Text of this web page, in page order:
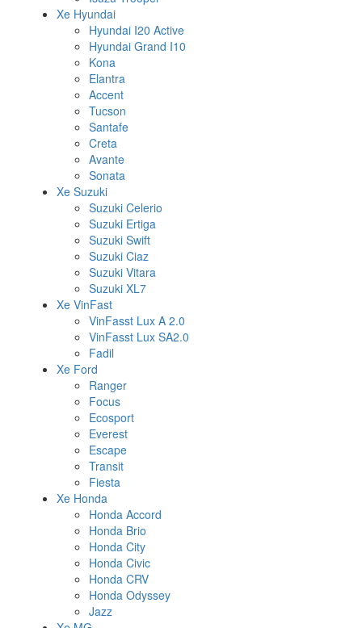
Xe Hyundai
Hyundai I20 Active
Hyundai Grand I10
Kona
Elantra
Accent
Tucson
Santafe
Creta
Avante
Sonata
Xe Suzuki
Suzuki Celerio
Suzuki Ertiga
Suzuki Swift
Suzuki Ciaz
Suzuki Vitara
Suzuki XL7
Xe VinFast
VinFasst Lux A 2.0
VinFasst Lux SA2.0
Fadil
Xe Ford
Ranger
Focus
Ecosport
Everest
Escape
Transit
Fiesta
Xe Honda
Honda Accord
Honda Brio
Honda City
Honda Civic
Honda CRV
Honda Odyssey
Jazz